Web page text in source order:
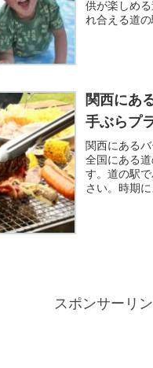
供が楽しめ
れ合える道
関西にあ
手ぶらプ
関西にある
全国にある
す。道の駅
さい。時期
スポンサーリ